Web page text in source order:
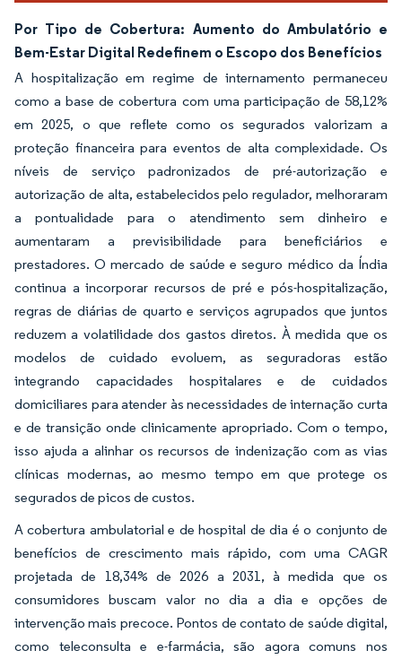
Por Tipo de Cobertura: Aumento do Ambulatório e
Bem-Estar Digital Redefinem o Escopo dos Benefícios
A hospitalização em regime de internamento permaneceu
como a base de cobertura com uma participação de 58,12%
em 2025, o que reflete como os segurados valorizam a
proteção financeira para eventos de alta complexidade. Os
níveis de serviço padronizados de pré-autorização e
autorização de alta, estabelecidos pelo regulador, melhoraram
a pontualidade para o atendimento sem dinheiro e
aumentaram a previsibilidade para beneficiários e
prestadores. O mercado de saúde e seguro médico da Índia
continua a incorporar recursos de pré e pós-hospitalização,
regras de diárias de quarto e serviços agrupados que juntos
reduzem a volatilidade dos gastos diretos. À medida que os
modelos de cuidado evoluem, as seguradoras estão
integrando capacidades hospitalares e de cuidados
domiciliares para atender às necessidades de internação curta
e de transição onde clinicamente apropriado. Com o tempo,
isso ajuda a alinhar os recursos de indenização com as vias
clínicas modernas, ao mesmo tempo em que protege os
segurados de picos de custos.
A cobertura ambulatorial e de hospital de dia é o conjunto de
benefícios de crescimento mais rápido, com uma CAGR
projetada de 18,34% de 2026 a 2031, à medida que os
consumidores buscam valor no dia a dia e opções de
intervenção mais precoce. Pontos de contato de saúde digital,
como teleconsulta e e-farmácia, são agora comuns nos